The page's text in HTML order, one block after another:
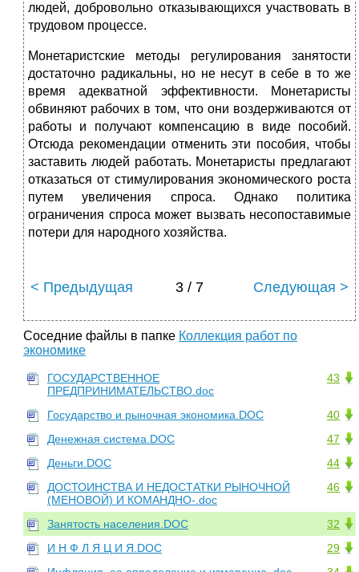
людей, добровольно отказывающихся участвовать в
трудовом процессе.
Монетаристские методы регулирования занятости
достаточно радикальны, но не несут в себе в то же
время адекватной эффек­тивности. Монетаристы
обвиняют рабочих в том, что они воздержи­ваются от
работы и получают компенсацию в виде пособий.
Отсюда рекомендации отменить эти пособия, чтобы
заставить людей работать. Монетаристы предлагают
отказаться от стимулирования экономиче­ского роста
путем увеличения спроса. Однако политика
ограничения спроса может вызвать несопоставимые
потери для народного хо­зяйства.
< Предыдущая 3 / 7 Следующая >
Соседние файлы в папке Коллекция работ по
экономике
43
ГОСУДАРСТВЕННОЕ
ПРЕДПРИНИМАТЕЛЬСТВО.doc
40
Государство и рыночная экономика.DOC
47
Денежная система.DOC
44
Деньги.DOC
46
ДОСТОИНСТВА И НЕДОСТАТКИ РЫНОЧНОЙ
(МЕНОВОЙ) И КОМАНДНО-.doc
32
Занятость населения.DOC
29
И Н Ф Л Я Ц И Я.DOC